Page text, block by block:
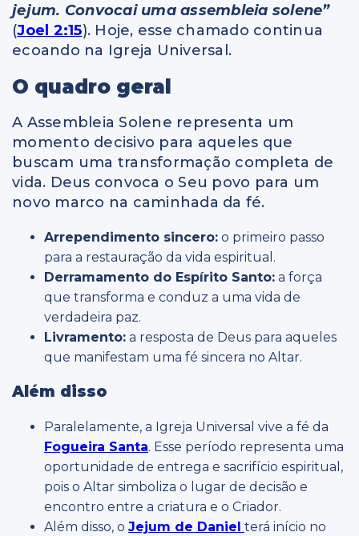
jejum. Convocai uma assembleia solene”
(Joel 2:15). Hoje, esse chamado continua
ecoando na Igreja Universal.
O quadro geral
A Assembleia Solene representa um
momento decisivo para aqueles que
buscam uma transformação completa de
vida. Deus convoca o Seu povo para um
novo marco na caminhada da fé.
Arrependimento sincero: o primeiro passo
para a restauração da vida espiritual.
Derramamento do Espírito Santo: a força
que transforma e conduz a uma vida de
verdadeira paz.
Livramento: a resposta de Deus para aqueles
que manifestam uma fé sincera no Altar.
Além disso
Paralelamente, a Igreja Universal vive a fé da
Fogueira Santa. Esse período representa uma
oportunidade de entrega e sacrifício espiritual,
pois o Altar simboliza o lugar de decisão e
encontro entre a criatura e o Criador.
Além disso, o Jejum de Daniel terá início no